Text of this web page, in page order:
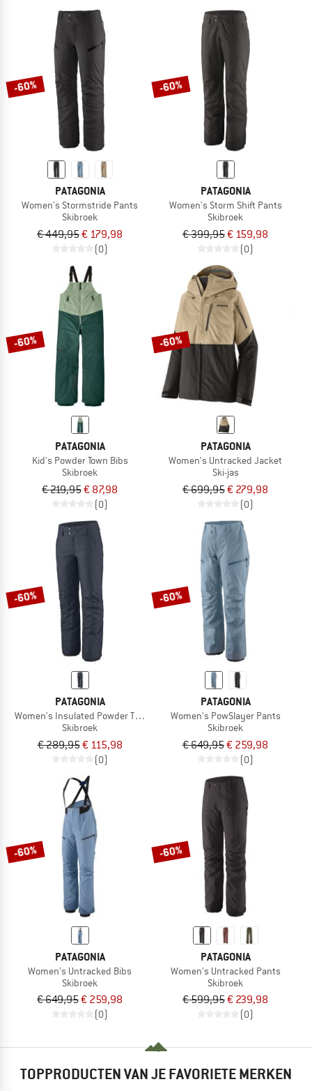
-60%
PATAGONIA
Women's Stormstride Pants
Skibroek
€ 449,95€ 179,98
(0)
-60%
PATAGONIA
Women's Storm Shift Pants
Skibroek
€ 399,95€ 159,98
(0)
-60%
PATAGONIA
Kid's Powder Town Bibs
Skibroek
€ 219,95€ 87,98
(0)
-60%
PATAGONIA
Women's Untracked Jacket
Ski-jas
€ 699,95€ 279,98
(0)
-60%
PATAGONIA
Women's Insulated Powder Town Pants
Skibroek
€ 289,95€ 115,98
(0)
-60%
PATAGONIA
Women's PowSlayer Pants
Skibroek
€ 649,95€ 259,98
(0)
-60%
PATAGONIA
Women's Untracked Bibs
Skibroek
€ 649,95€ 259,98
(0)
-60%
PATAGONIA
Women's Untracked Pants
Skibroek
€ 599,95€ 239,98
(0)
TOPPRODUCTEN VAN JE FAVORIETE MERKEN